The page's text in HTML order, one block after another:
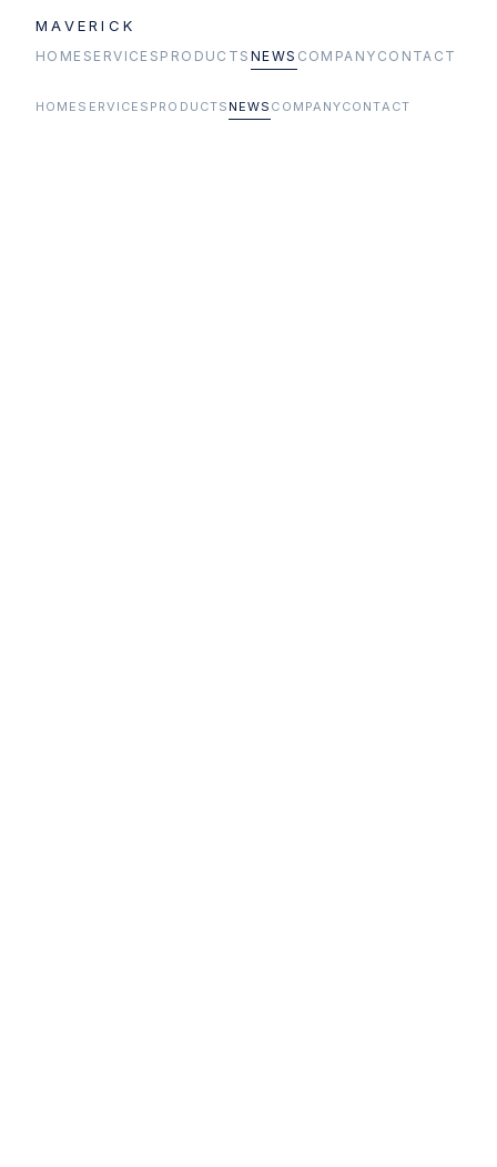
MAVERICK
HOME SERVICES PRODUCTS NEWS COMPANY CONTACT
HOME SERVICES PRODUCTS NEWS COMPANYCONTACT